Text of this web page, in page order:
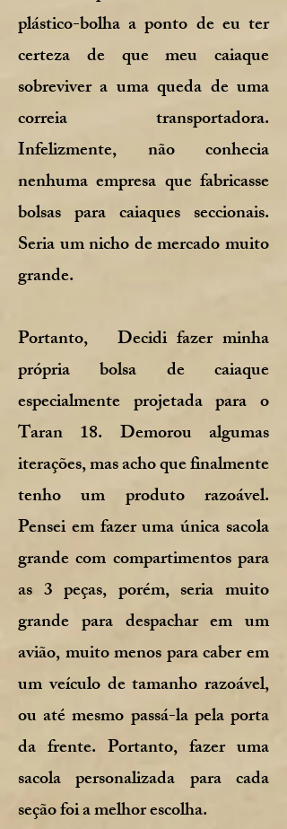
plástico-bolha a ponto de eu ter
certeza de que meu caiaque
sobreviver a uma queda de uma
correia transportadora.
Infelizmente, não conhecia
nenhuma empresa que fabricasse
bolsas para caiaques seccionais.
Seria um nicho de mercado muito
grande.
Portanto, Decidi fazer minha
própria bolsa de caiaque
especialmente projetada para o
Taran 18. Demorou algumas
iterações, mas acho que finalmente
tenho um produto razoável.
Pensei em fazer uma única sacola
grande com compartimentos para
as 3 peças, porém, seria muito
grande para despachar em um
avião, muito menos para caber em
um veículo de tamanho razoável,
ou até mesmo passá-la pela porta
da frente. Portanto, fazer uma
sacola personalizada para cada
seção foi a melhor escolha.